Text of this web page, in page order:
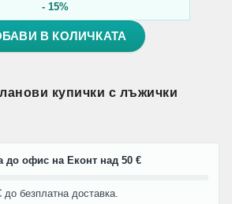
- 15%
В КОЛИЧКАТА
купички с лъжички
до офис на Еконт над 50 €
безплатна доставка.